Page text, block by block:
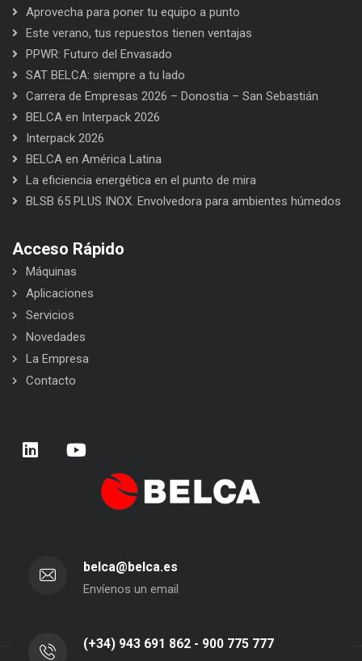
Aprovecha para poner tu equipo a punto
Este verano, tus repuestos tienen ventajas
PPWR: Futuro del Envasado
SAT BELCA: siempre a tu lado
Carrera de Empresas 2026 – Donostia – San Sebastián
BELCA en Interpack 2026
Interpack 2026
BELCA en América Latina
La eficiencia energética en el punto de mira
BLSB 65 PLUS INOX. Envolvedora para ambientes húmedos
Acceso Rápido
Máquinas
Aplicaciones
Servicios
Novedades
La Empresa
Contacto
belca@belca.es
Envíenos un email
(+34) 943 691 862 - 900 775 777